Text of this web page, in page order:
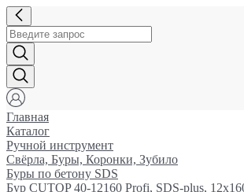
Главная
Каталог
Ручной инструмент
Свёрла, Буры, Коронки, Зубило
Буры по бетону SDS
Бур CUTOP 40-12160 Profi, SDS-plus,